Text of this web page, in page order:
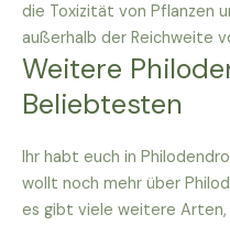
die Toxizität von Pflanzen
außerhalb der Reichweite
Weitere
Beliebtesten
Ihr habt euch in
wollt noch mehr über
es gibt viele weitere Arten,